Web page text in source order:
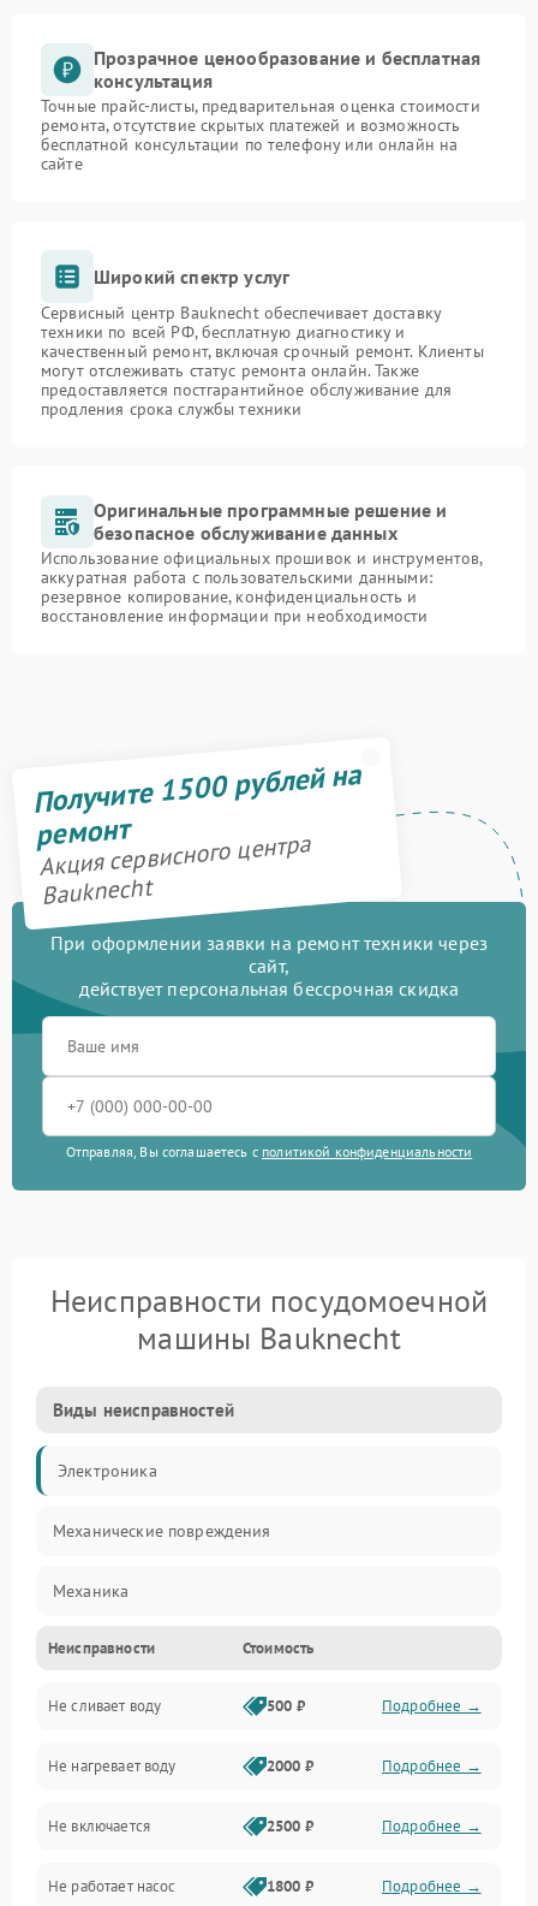
Прозрачное ценообразование и бесплатная
консультация
Точные прайс-листы, предварительная оценка стоимости
ремонта, отсутствие скрытых платежей и возможность
бесплатной консультации по телефону или онлайн на
сайте
Широкий спектр услуг
Сервисный центр Bauknecht обеспечивает доставку
техники по всей РФ, бесплатную диагностику и
качественный ремонт, включая срочный ремонт. Клиенты
могут отслеживать статус ремонта онлайн. Также
предоставляется постгарантийное обслуживание для
продления срока службы техники
Оригинальные программные решение и
безопасное обслуживание данных
Использование официальных прошивок и инструментов,
аккуратная работа с пользовательскими данными:
резервное копирование, конфиденциальность и
восстановление информации при необходимости
Получите 1500 рублей на
ремонт
Акция сервисного центра
Bauknecht
При оформлении заявки на ремонт техники через
сайт,
действует персональная бессрочная скидка
Отправляя, Вы соглашаетесь с политикой конфиденциальности
Неисправности посудомоечной
машины Bauknecht
Виды неисправностей
Электроника
Механические повреждения
Механика
Управление
Электропитание
Датчики
Нагрев
Вода
Неисправности Стоимость
Не сливает воду 500 ₽ Подробнее →
Не нагревает воду 2000 ₽ Подробнее →
Не включается 2500 ₽ Подробнее →
Не работает насос 1800 ₽ Подробнее →